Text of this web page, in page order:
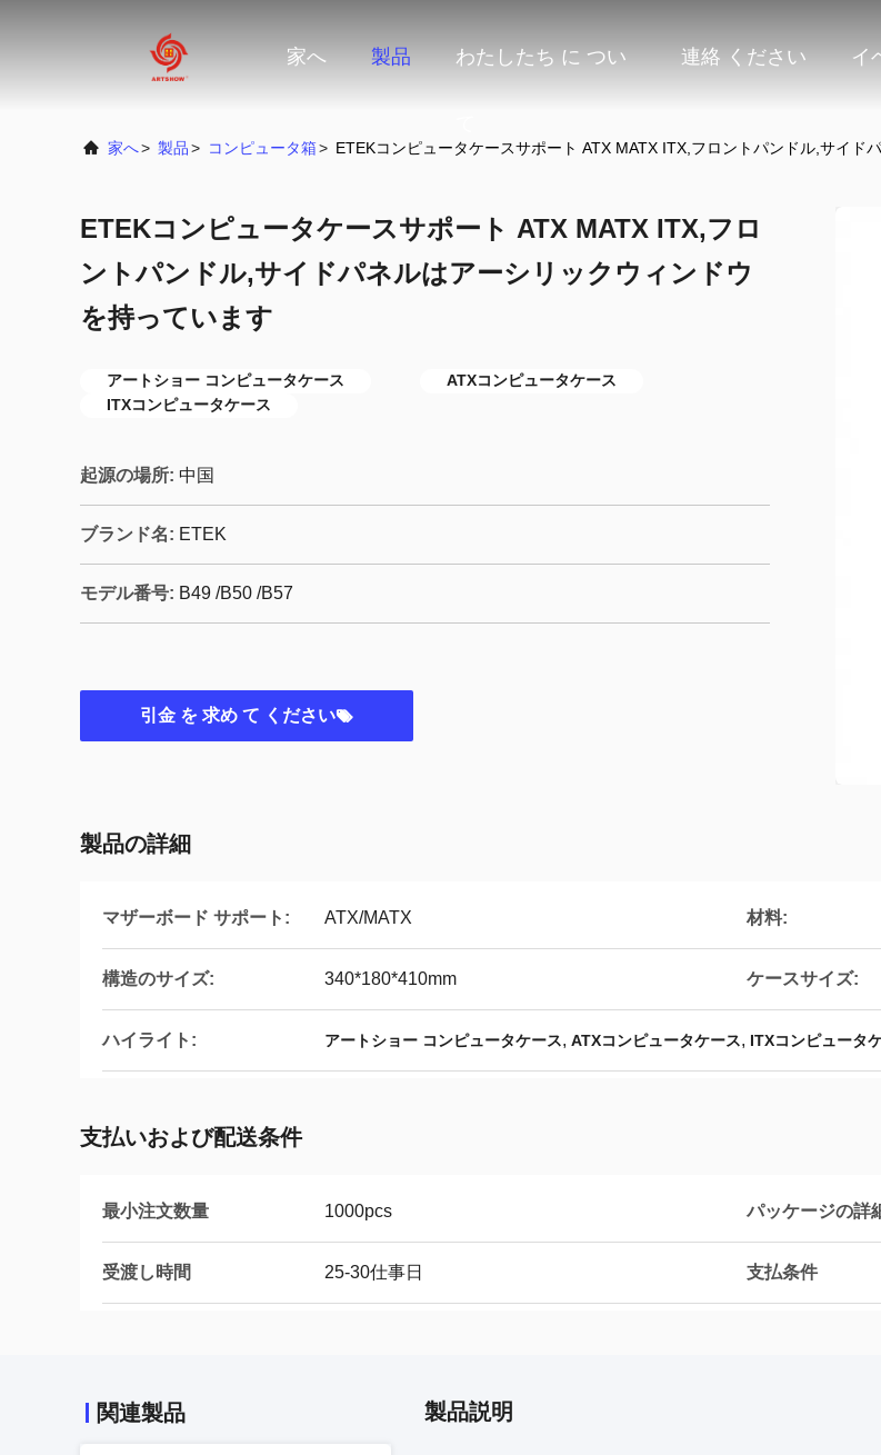
家へ 製品 わたしたち に つい 連絡 ください イ
家へ> 製品> コンピュータ箱> ETEKコンピュータケースサポート ATX MATX ITX,フロントパンドル,サイド
ETEKコンピュータケースサポート ATX MATX ITX,フロ
ントパンドル,サイドパネルはアーシリックウィンドウ
を持っています
アートショー コンピュータケース
ATXコンピュータケース
ITXコンピュータケース
起源の場所: 中国
ブランド名: ETEK
モデル番号: B49 /B50 /B57
引金 を 求め て ください
製品の詳細
マザーボード サポート: ATX/MATX 材料:
構造のサイズ: 340*180*410mm ケースサイズ:
ハイライト: アートショー コンピュータケース, ATXコンピュータケース, ITXコンピュータ
支払いおよび配送条件
最小注文数量 1000pcs パッケージの詳
受渡し時間 25-30仕事日 支払条件
関連製品 製品説明